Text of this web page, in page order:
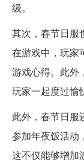
级。
其次，春节日服
在游戏中，玩家
游戏心得。此外
玩家一起度过愉
此外，春节日服
参加年夜饭活动
这不仅能够增加